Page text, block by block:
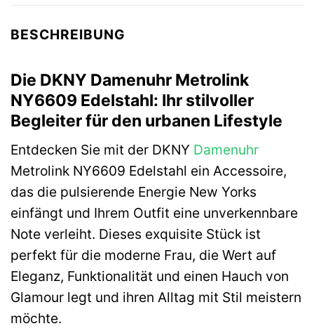
BESCHREIBUNG
Die DKNY Damenuhr Metrolink
NY6609 Edelstahl: Ihr stilvoller
Begleiter für den urbanen Lifestyle
Entdecken Sie mit der DKNY Damenuhr
Metrolink NY6609 Edelstahl ein Accessoire,
das die pulsierende Energie New Yorks
einfängt und Ihrem Outfit eine unverkennbare
Note verleiht. Dieses exquisite Stück ist
perfekt für die moderne Frau, die Wert auf
Eleganz, Funktionalität und einen Hauch von
Glamour legt und ihren Alltag mit Stil meistern
möchte.